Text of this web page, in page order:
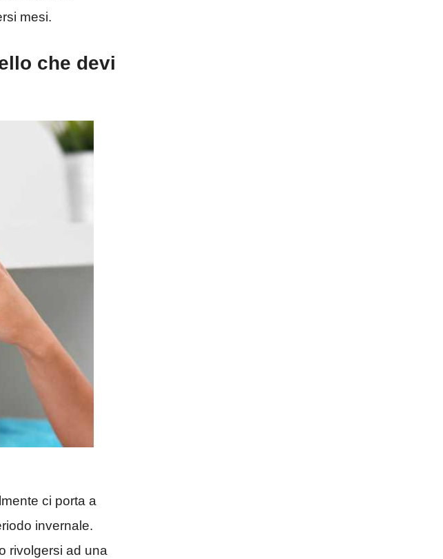
mesi.
che devi
ci porta a
invernale.
rivolgersi ad una